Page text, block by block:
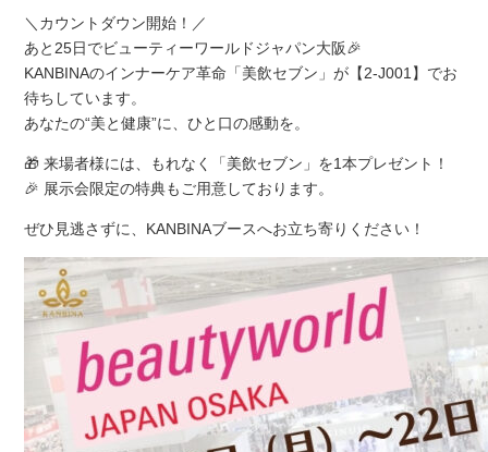
＼カウントダウン開始！／
あと25日でビューティーワールドジャパン大阪🎉
KANBINAのインナーケア革命「美飲セブン」が【2-J001】でお
待ちしています。
あなたの“美と健康”に、ひと口の感動を。
🎁 来場者様には、もれなく「美飲セブン」を1本プレゼント！
🎉 展示会限定の特典もご用意しております。
ぜひ見逃さずに、KANBINAブースへお立ち寄りください！